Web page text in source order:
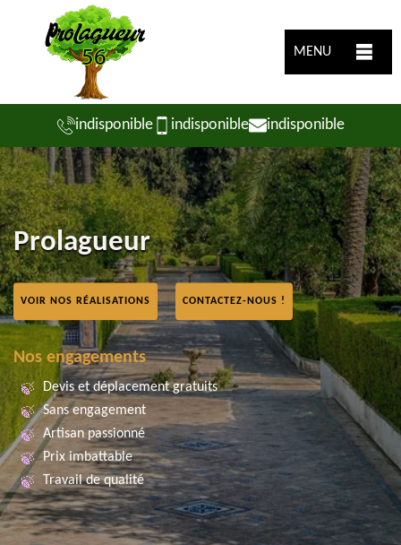
MENU
indisponible indisponible indisponible
Prolagueur
VOIR NOS RÉALISATIONS CONTACTEZ-NOUS !
Nos engagements
Devis et déplacement gratuits
Sans engagement
Artisan passionné
Prix imbattable
Travail de qualité